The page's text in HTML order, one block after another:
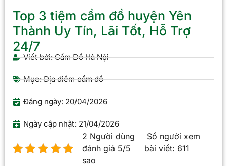
Top 3 tiệm cầm đồ huyện Yên
Thành Uy Tín, Lãi Tốt, Hỗ Trợ
24/7
Viết bởi:Cầm Đồ Hà Nội
Mục: Địa điểm cầm đồ
Đăng ngày: 20/04/2026
Ngày cập nhật: 21/04/2026
2 Người dùng
đánh giá 5/5
sao
Số người xem
bài viết: 611